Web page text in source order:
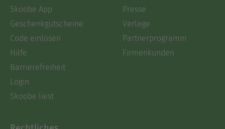
Skoobe App
Geschenkgutscheine
Code einlösen
Hilfe
Barrierefreiheit
Login
Skoobe liest
Presse
Verlage
Partnerprogramm
Firmenkunden